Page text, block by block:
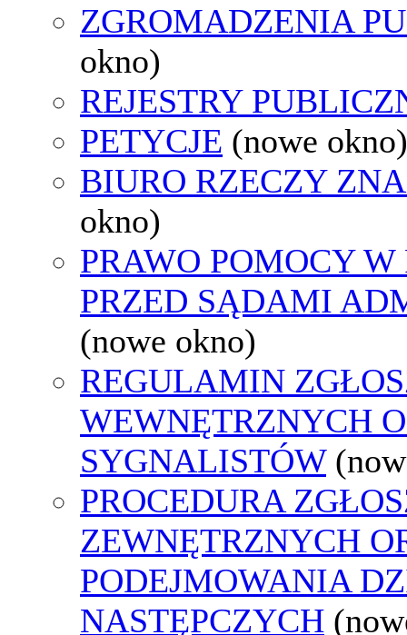
ZGROMADZENIA
okno)
REJESTRY
PETYCJE (nowe okno)
BIURO RZECZY
okno)
PRAWO POMOCY
PRZED SĄDAMI
(nowe okno)
REGULAMIN
WEWNĘTRZNYCH
SYGNALISTÓW
PROCEDURA
ZEWNĘTRZNYCH
PODEJMOWANIA
NASTĘPCZYCH